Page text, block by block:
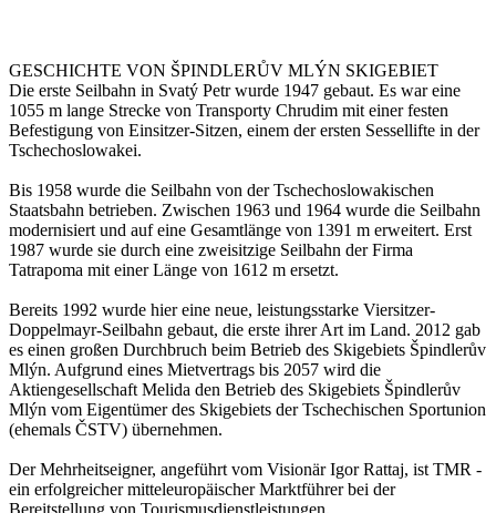
GESCHICHTE VON ŠPINDLERŮV MLÝN SKIGEBIET
Die erste Seilbahn in Svatý Petr wurde 1947 gebaut. Es war eine
1055 m lange Strecke von Transporty Chrudim mit einer festen
Befestigung von Einsitzer-Sitzen, einem der ersten Sessellifte in der
Tschechoslowakei.
Bis 1958 wurde die Seilbahn von der Tschechoslowakischen
Staatsbahn betrieben. Zwischen 1963 und 1964 wurde die Seilbahn
modernisiert und auf eine Gesamtlänge von 1391 m erweitert. Erst
1987 wurde sie durch eine zweisitzige Seilbahn der Firma
Tatrapoma mit einer Länge von 1612 m ersetzt.
Bereits 1992 wurde hier eine neue, leistungsstarke Viersitzer-
Doppelmayr-Seilbahn gebaut, die erste ihrer Art im Land. 2012 gab
es einen großen Durchbruch beim Betrieb des Skigebiets Špindlerův
Mlýn. Aufgrund eines Mietvertrags bis 2057 wird die
Aktiengesellschaft Melida den Betrieb des Skigebiets Špindlerův
Mlýn vom Eigentümer des Skigebiets der Tschechischen Sportunion
(ehemals ČSTV) übernehmen.
Der Mehrheitseigner, angeführt vom Visionär Igor Rattaj, ist TMR -
ein erfolgreicher mitteleuropäischer Marktführer bei der
Bereitstellung von Tourismusdienstleistungen.